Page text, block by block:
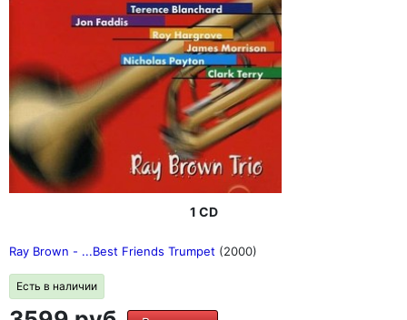
1 CD
Ray Brown - ...Best Friends Trumpet (2000)
Есть в наличии